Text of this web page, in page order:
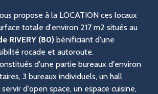
propose à la LOCATION ces locaux
totale d'environ 217 m2 situés au
RIVERY (80) bénificiant d'une
rocade et autoroute.
d'une partie bureaux d'environ
3 bureaux individuels, un hall
d'open space, un espace cuisine,